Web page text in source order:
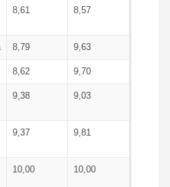
8,61 8,57
8,79 9,63
8,62 9,70
9,38 9,03
9,37 9,81
10,00 10,00